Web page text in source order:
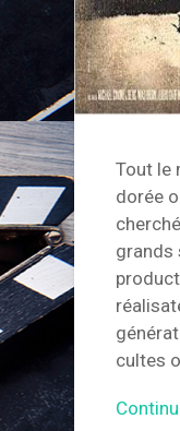
Tout le
dorée
grands
cultes